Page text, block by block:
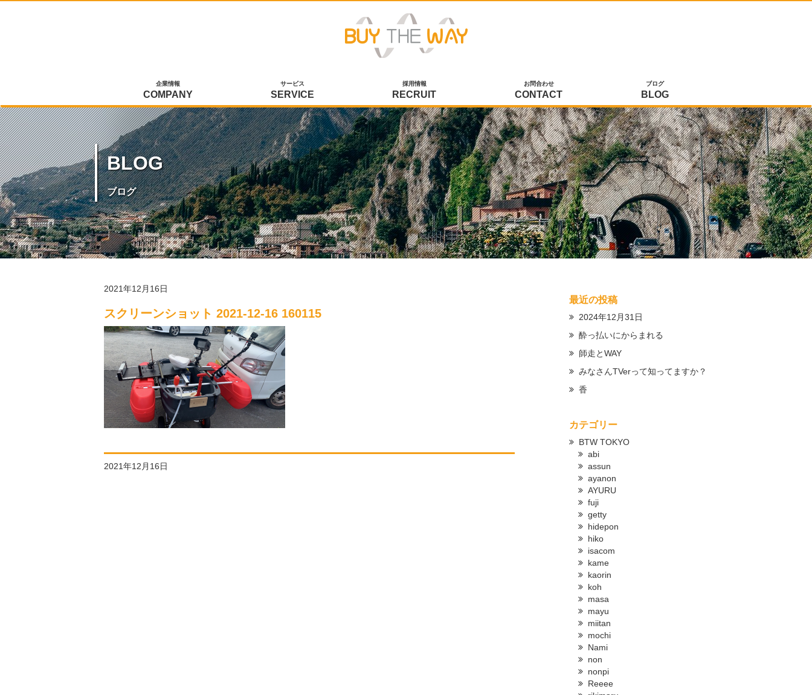
企業情報
COMPANY
サービス
SERVICE
採用情報
RECRUIT
お問合わせ
CONTACT
ブログ
BLOG
BLOG
ブログ
2021年12月16日
スクリーンショット 2021-12-16 160115
2021年12月16日
最近の投稿
2024年12月31日
酔っ払いにからまれる
師走とWAY
みなさんTVerって知ってますか？
香
カテゴリー
BTW TOKYO
abi
assun
ayanon
AYURU
fuji
getty
hidepon
hiko
isacom
kame
kaorin
koh
masa
mayu
miitan
mochi
Nami
non
nonpi
Reeee